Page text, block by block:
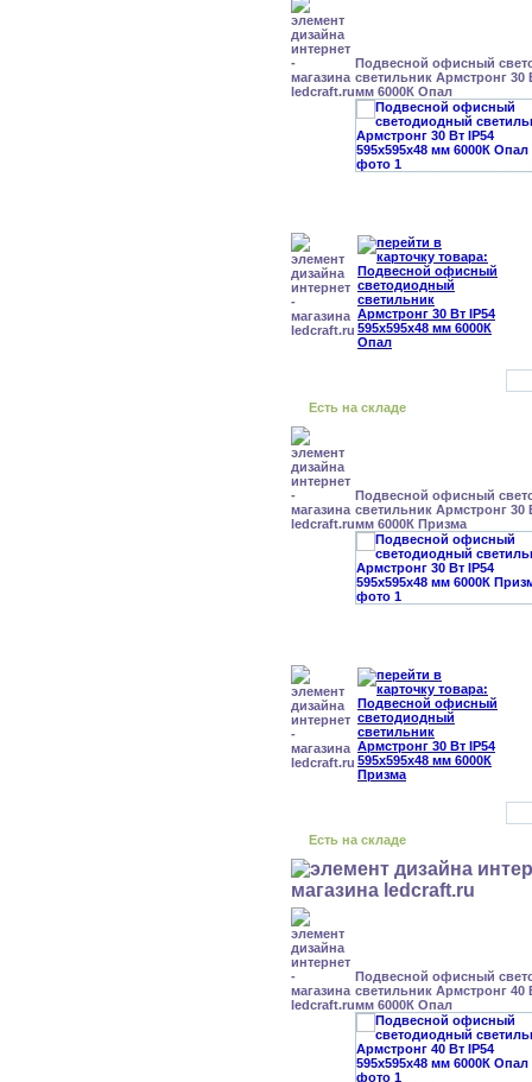
Подвесной офисный
светильник Армстронг 30
мм 6000К Опал
Есть на складе
Подвесной офисный
светильник Армстронг 30
мм 6000К Призма
Есть на складе
Подвесной офисный
светильник Армстронг 40
мм 6000К Опал